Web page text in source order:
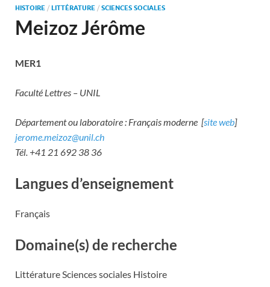
HISTOIRE / LITTÉRATURE / SCIENCES SOCIALES
Meizoz Jérôme
MER1
Faculté Lettres – UNIL
Département ou laboratoire : Français moderne [site web]
jerome.meizoz@unil.ch
Tél. +41 21 692 38 36
Langues d’enseignement
Français
Domaine(s) de recherche
Littérature Sciences sociales Histoire